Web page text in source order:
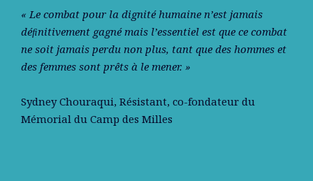
« Le combat pour la dignité humaine n’est jamais
déﬁnitivement gagné mais l’essentiel est que ce combat
ne soit jamais perdu non plus, tant que des hommes et
des femmes sont prêts à le mener. »
Sydney Chouraqui, Résistant, co-fondateur du
Mémorial du Camp des Milles